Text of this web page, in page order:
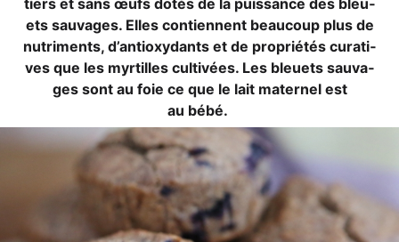
tiers et sans œufs dotés de la puis­sance des bleu­
ets sau­va­ges. Elles con­ti­en­nent beau­coup plus de
nut­ri­ments, d’antioxydants et de pro­prié­tés cura­ti­
ves que les myr­til­les cul­ti­vées. Les bleu­ets sau­va­
ges sont au foie ce que le lait mate­r­nel est
au bébé.